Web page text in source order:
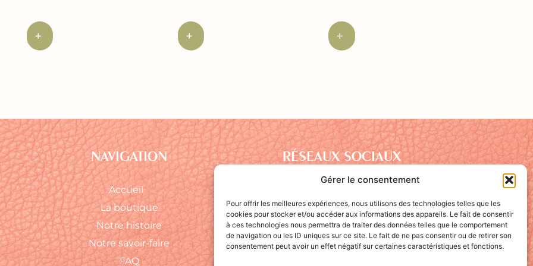
Gérer le consentement
Pour offrir les meilleures expériences, nous utilisons des technologies telles que les
cookies pour stocker et/ou accéder aux informations des appareils. Le fait de consentir
à ces technologies nous permettra de traiter des données telles que le comportement
de navigation ou les ID uniques sur ce site. Le fait de ne pas consentir ou de retirer son
consentement peut avoir un effet négatif sur certaines caractéristiques et fonctions.
+ + +
NAVIGATION
Accueil
La boutique
Notre histoire
Notre savoir-faire
FAQ
RÉSEAUX SOCIAUX
CONTACT